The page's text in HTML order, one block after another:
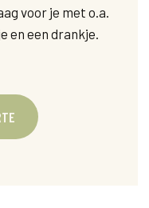
voor je met o.a.
en een drankje.